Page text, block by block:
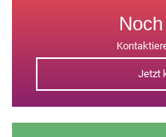
Jetzt